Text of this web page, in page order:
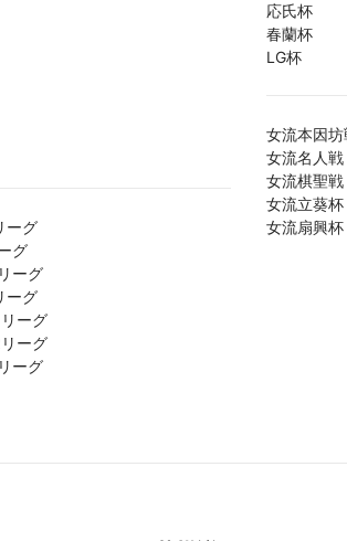
ーグ
グ
ーグ
ーグ
ーグ
ーグ
ーグ
応氏杯
春蘭杯
LG杯
女流本因坊
女流名人戦
女流棋聖戦
女流立葵杯
女流扇興杯